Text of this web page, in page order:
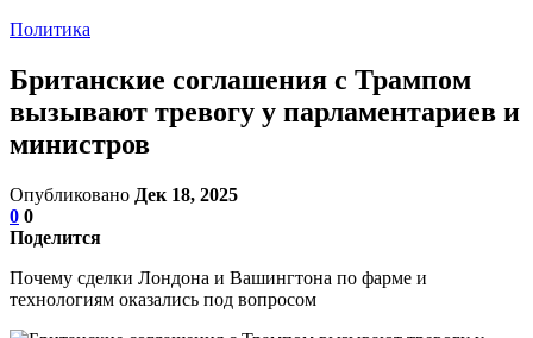
Политика
Британские соглашения с Трампом
вызывают тревогу у парламентариев и
министров
Опубликовано Дек 18, 2025
0 0
Поделится
Почему сделки Лондона и Вашингтона по фарме и
технологиям оказались под вопросом